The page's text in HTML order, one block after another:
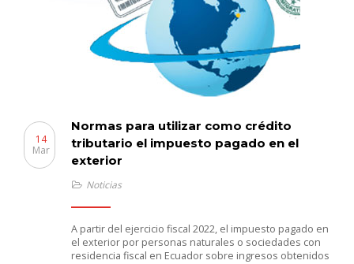
Normas para utilizar como crédito
tributario el impuesto pagado en el
exterior
14
Mar
Noticias
A partir del ejercicio fiscal 2022, el impuesto pagado en
el exterior por personas naturales o sociedades con
residencia fiscal en Ecuador sobre ingresos obtenidos